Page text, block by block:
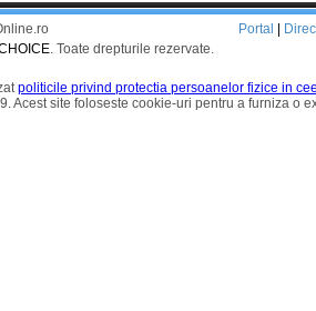
. Toate drepturile rezervate.
Portal
politicile privind protectia persoanelor fizice in
Acest site foloseste cookie-uri pentru a furniza o